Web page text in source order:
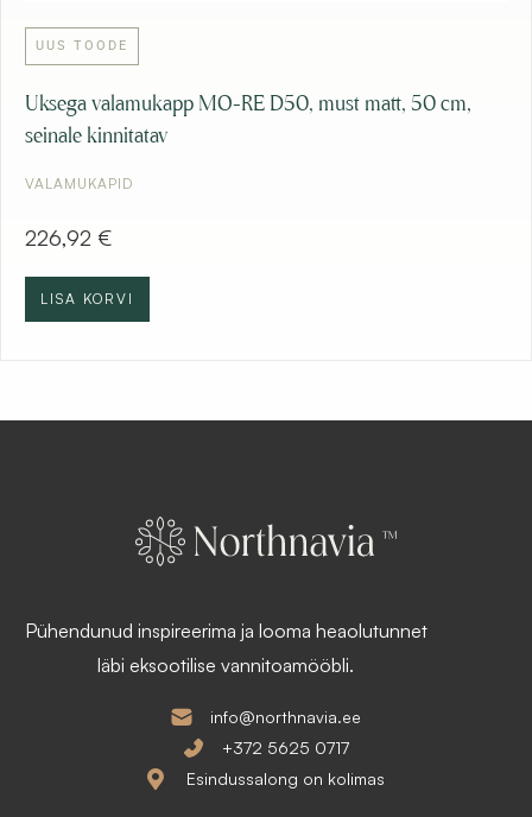
UUS TOODE
Uksega valamukapp MO-RE D50, must matt, 50 cm,
seinale kinnitatav
VALAMUKAPID
226,92 €
LISA KORVI
Pühendunud inspireerima ja looma heaolutunnet
läbi eksootilise vannitoamööbli.
info@northnavia.ee
+372 5625 0717
Esindussalong on kolimas